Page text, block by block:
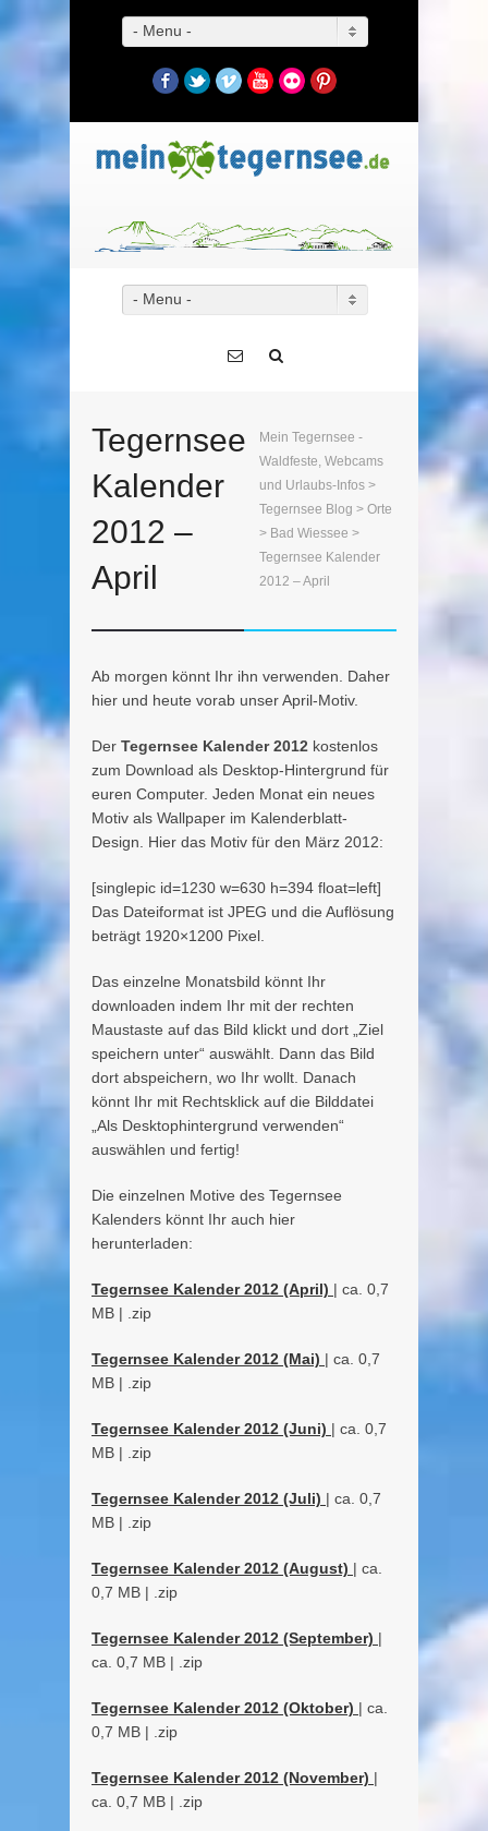
- Menu -
Facebook
TwitterVimeoYouTube
FlickrPinterest
- Menu -
Tegernsee
Kalender
2012 –
April
Mein Tegernsee -
Waldfeste, Webcams
und Urlaubs-Infos >
Tegernsee Blog > Orte
> Bad Wiessee >
Tegernsee Kalender
2012 – April
Ab morgen könnt Ihr ihn verwenden. Daher
hier und heute vorab unser April-Motiv.
Der Tegernsee Kalender 2012 kostenlos
zum Download als Desktop-Hintergrund für
euren Computer. Jeden Monat ein neues
Motiv als Wallpaper im Kalenderblatt-
Design. Hier das Motiv für den März 2012:
[singlepic id=1230 w=630 h=394 float=left]
Das Dateiformat ist JPEG und die Auflösung
beträgt 1920×1200 Pixel.
Das einzelne Monatsbild könnt Ihr
downloaden indem Ihr mit der rechten
Maustaste auf das Bild klickt und dort „Ziel
speichern unter“ auswählt. Dann das Bild
dort abspeichern, wo Ihr wollt. Danach
könnt Ihr mit Rechtsklick auf die Bilddatei
„Als Desktophintergrund verwenden“
auswählen und fertig!
Die einzelnen Motive des Tegernsee
Kalenders könnt Ihr auch hier
herunterladen:
Tegernsee Kalender 2012 (April) | ca. 0,7
MB | .zip
Tegernsee Kalender 2012 (Mai) | ca. 0,7
MB | .zip
Tegernsee Kalender 2012 (Juni) | ca. 0,7
MB | .zip
Tegernsee Kalender 2012 (Juli) | ca. 0,7
MB | .zip
Tegernsee Kalender 2012 (August) | ca.
0,7 MB | .zip
Tegernsee Kalender 2012 (September) |
ca. 0,7 MB | .zip
Tegernsee Kalender 2012 (Oktober) | ca.
0,7 MB | .zip
Tegernsee Kalender 2012 (November) |
ca. 0,7 MB | .zip